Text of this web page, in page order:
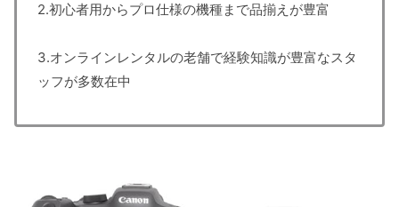
2.初心者用からプロ仕様の機種まで品揃えが豊富
3.オンラインレンタルの老舗で経験知識が豊富なスタ
ッフが多数在中